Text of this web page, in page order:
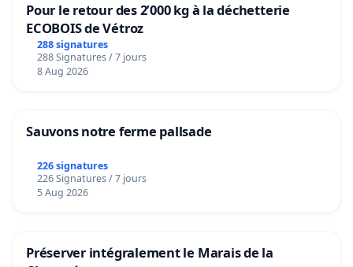
Pour le retour des 2’000 kg à la déchetterie
ECOBOIS de Vétroz
288 signatures
288 Signatures / 7 jours
8 Aug 2026
Sauvons notre ferme pallsade
226 signatures
226 Signatures / 7 jours
5 Aug 2026
Préserver intégralement le Marais de la